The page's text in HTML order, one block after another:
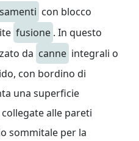
con blocco
fusione . In questo
da canne integrali o
con bordino di
una superficie
alle pareti
sommitale per la